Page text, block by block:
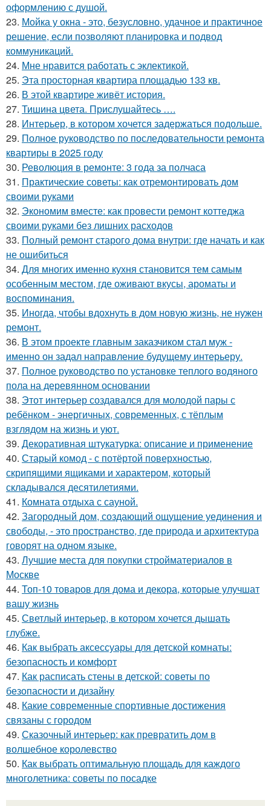
оформлению с душой.
23. Мойка у окна - это, безусловно, удачное и практичное
решение, если позволяют планировка и подвод
коммуникаций.
24. Мне нравится работать с эклектикой.
25. Эта просторная квартира площадью 133 кв.
26. В этой квартире живёт история.
27. Тишина цвета. Прислушайтесь ….
28. Интерьер, в котором хочется задержаться подольше.
29. Полное руководство по последовательности ремонта
квартиры в 2025 году
30. Революция в ремонте: 3 года за полчаса
31. Практические советы: как отремонтировать дом
своими руками
32. Экономим вместе: как провести ремонт коттеджа
своими руками без лишних расходов
33. Полный ремонт старого дома внутри: где начать и как
не ошибиться
34. Для многих именно кухня становится тем самым
особенным местом, где оживают вкусы, ароматы и
воспоминания.
35. Иногда, чтобы вдохнуть в дом новую жизнь, не нужен
ремонт.
36. В этом проекте главным заказчиком стал муж -
именно он задал направление будущему интерьеру.
37. Полное руководство по установке теплого водяного
пола на деревянном основании
38. Этот интерьер создавался для молодой пары с
ребёнком - энергичных, современных, с тёплым
взглядом на жизнь и уют.
39. Декоративная штукатурка: описание и применение
40. Старый комод - с потёртой поверхностью,
скрипящими ящиками и характером, который
складывался десятилетиями.
41. Комната отдыха с сауной.
42. Загородный дом, создающий ощущение уединения и
свободы, - это пространство, где природа и архитектура
говорят на одном языке.
43. Лучшие места для покупки стройматериалов в
Москве
44. Топ-10 товаров для дома и декора, которые улучшат
вашу жизнь
45. Светлый интерьер, в котором хочется дышать
глубже.
46. Как выбрать аксессуары для детской комнаты:
безопасность и комфорт
47. Как расписать стены в детской: советы по
безопасности и дизайну
48. Какие современные спортивные достижения
связаны с городом
49. Сказочный интерьер: как превратить дом в
волшебное королевство
50. Как выбрать оптимальную площадь для каждого
многолетника: советы по посадке